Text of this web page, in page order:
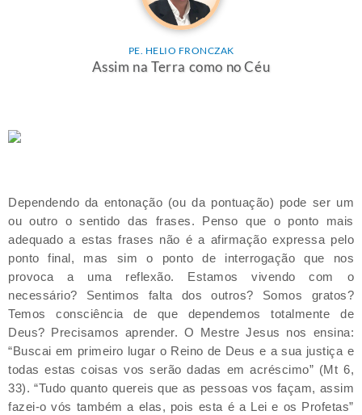
PE. HELIO FRONCZAK
Assim na Terra como no Céu
Dependendo da entonação (ou da pontuação) pode ser um
ou outro o sentido das frases. Penso que o ponto mais
adequado a estas frases não é a afirmação expressa pelo
ponto final, mas sim o ponto de interrogação que nos
provoca a uma reflexão. Estamos vivendo com o
necessário? Sentimos falta dos outros? Somos gratos?
Temos consciência de que dependemos totalmente de
Deus? Precisamos aprender. O Mestre Jesus nos ensina:
“Buscai em primeiro lugar o Reino de Deus e a sua justiça e
todas estas coisas vos serão dadas em acréscimo” (Mt 6,
33). “Tudo quanto quereis que as pessoas vos façam, assim
fazei-o vós também a elas, pois esta é a Lei e os Profetas”